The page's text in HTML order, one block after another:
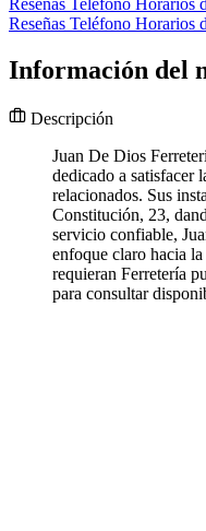
Reseñas Teléfono Horarios
Reseñas Teléfono Horarios
Información del
Descripción
Juan De Dios
dedicado a satisfacer
relacionados. Sus
Constitución, 23,
servicio confiable,
enfoque claro hacia
requieran Ferretería
para consultar